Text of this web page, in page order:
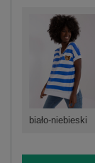
biało-niebieski